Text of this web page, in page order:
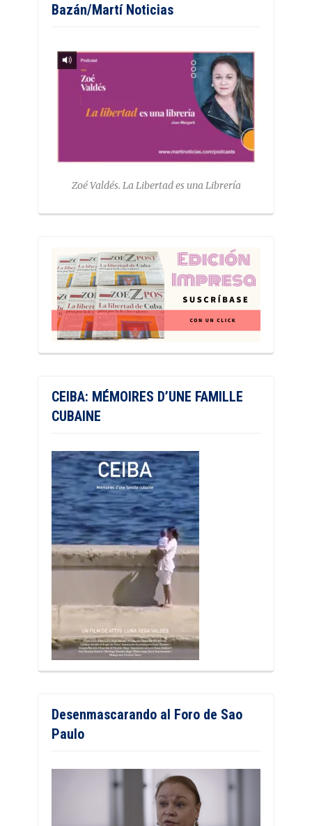
Bazán/Martí Noticias
Zoé Valdés. La Libertad es una Librería
CEIBA: MÉMOIRES D’UNE FAMILLE
CUBAINE
Desenmascarando al Foro de Sao
Paulo